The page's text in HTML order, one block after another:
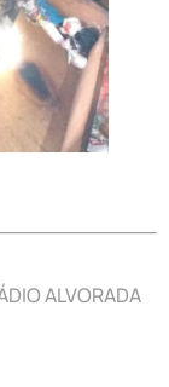
ALVORADA